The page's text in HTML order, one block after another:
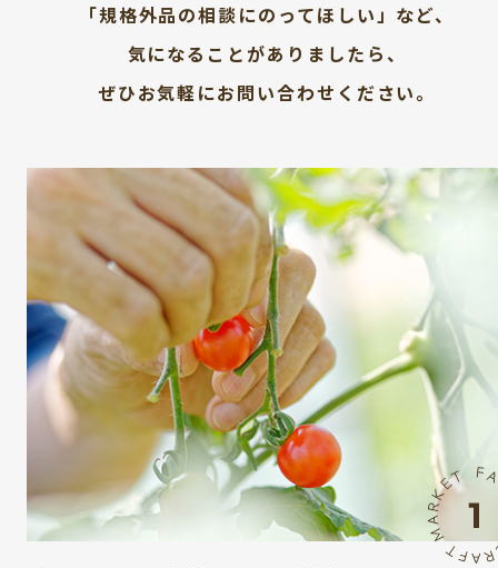
「規格外品の相談にのってほしい」など、
気になることがありましたら、
ぜひお気軽にお問い合わせください。